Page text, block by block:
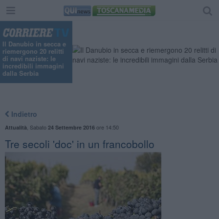
Il Danubio in secca e
riemergono 20 relitti
di navi naziste: le
incredibili immagini
dalla Serbia
Indietro
Attualità Sabato 24 Settembre 2016ore 14:50
Tre secoli 'doc' in un francobollo